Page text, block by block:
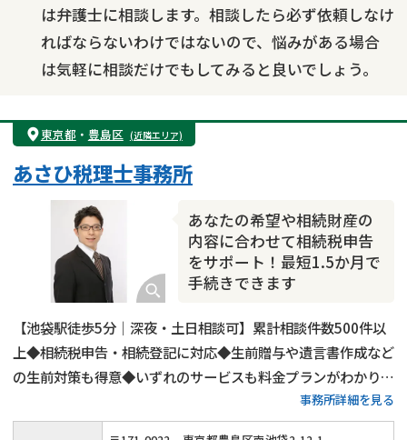
は弁護士に相談します。相談したら必ず依頼しなけ
ればならないわけではないので、悩みがある場合
は気軽に相談だけでもしてみると良いでしょう。
東京都 ・ 豊島区 (近隣エリア)
あなたの希望や相続財産の
内容に合わせて相続税申告
をサポート！最短1.5か月で
手続きできます
あさひ税理士事務所
【池袋駅徒歩5分｜深夜・土日相談可】累計相談件数500件以
上◆相続税申告・相続登記に対応◆生前贈与や遺言書作成など
の生前対策も得意◆いずれのサービスも料金プランがわかりや
すい◆豊島区・板橋区・練馬区・北区で相続税申告をするなら
当事務所にご相談ください！15年以上の実務経験がある税理
事務所詳細を見る